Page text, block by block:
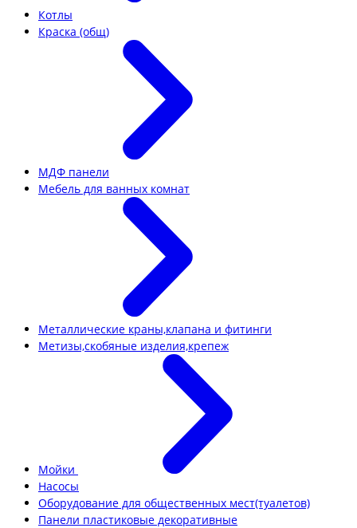
Котлы
Краска (общ)
МДФ панели
Мебель для ванных комнат
Металлические краны,клапана и фитинги
Метизы,скобяные изделия,крепеж
Мойки
Насосы
Оборудование для общественных мест(туалетов)
Панели пластиковые декоративные